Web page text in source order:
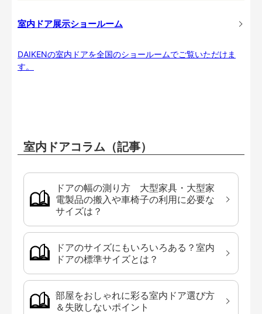
室内ドア展示ショールーム
DAIKENの室内ドアを全国のショールームでご覧いただけま
す。
室内ドアコラム（記事）
ドアの幅の測り方 大型家具・大型家
電製品の搬入や車椅子の利用に必要な
サイズは？
ドアのサイズにもいろいろある？室内
ドアの標準サイズとは？
部屋をおしゃれに彩る室内ドア選び方
＆失敗しないポイント